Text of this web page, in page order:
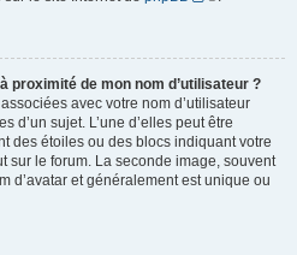
proximité de mon nom d’utilisateur ?
avec votre nom d’utilisateur
d’un sujet. L’une d’elles peut être
des étoiles ou des blocs indiquant votre
sur le forum. La seconde image, souvent
d’avatar et généralement est unique ou